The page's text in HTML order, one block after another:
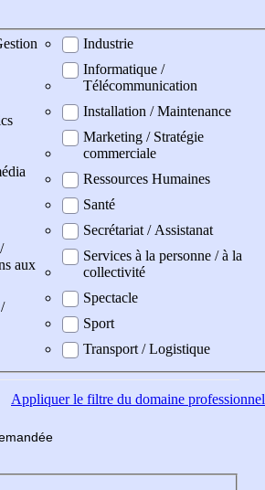
aux
Industrie
Informatique /
Télécommunication
Installation / Maintenance
Marketing / Stratégie
commerciale
Ressources Humaines
Santé
Secrétariat / Assistanat
Services à la personne / à la
collectivité
Spectacle
Sport
Transport / Logistique
Appliquerle filtre du domaine professionnel